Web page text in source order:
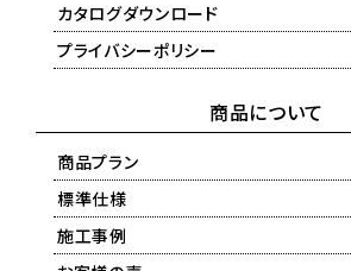
カタログダウンロード
プライバシーポリシー
商品について
商品プラン
標準仕様
施工事例